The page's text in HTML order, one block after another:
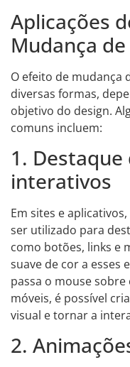
Aplicações
Mudança
O efeito de mudança
diversas formas,
objetivo do design.
comuns incluem:
1.
interativos
Em sites e
ser utilizado para
como botões, links e
suave de cor a esses
passa o mouse
móveis, é possível
visual e tornar a
2.